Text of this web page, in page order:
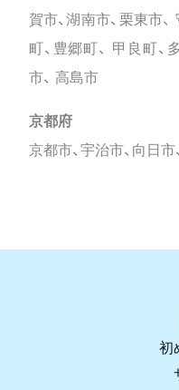
賀市、湖南市、栗東市
町、豊郷町、 甲良町、
市、 高島市
京都府
京都市、宇治市、向日市
初